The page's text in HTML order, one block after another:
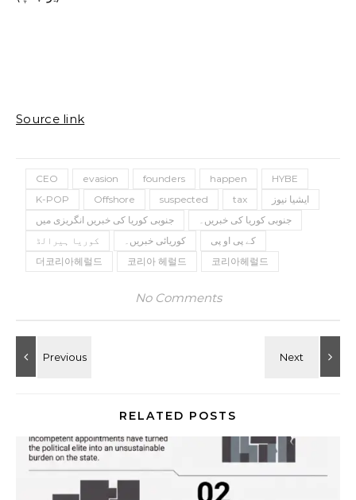
Source link
CEO evasion founders happen
HYBE
K-POP
Offshore suspected tax
ایشیا نیوز
جنوبی کوریا کی خبریں انگریزی میں
جنوبی کوریا کی خبریں۔
کوریا ہیرالڈ
کوریائی خبریں۔
کے پی او پی
더코리아헤럴드
코리아 헤럴드 코리아헤럴드
No Comments
RELATED POSTS